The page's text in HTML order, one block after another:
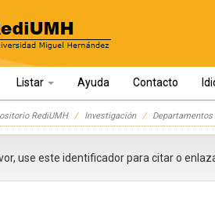
Listar Ayuda Contacto
RediUMH Investigación Departamentos
use este identificador para citar o